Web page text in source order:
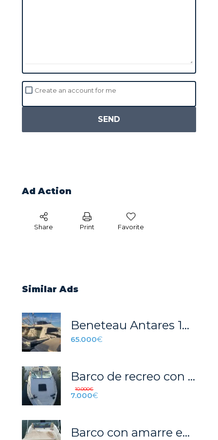
Create an account for me
SEND
Ad Action
Share Print Favorite
Similar Ads
Beneteau Antares 1080
65.000€
Barco de recreo con 2 motores de 5,6 m para 6 pasajeros
10.000€
7.000€
Barco con amarre en Puerto de Mazarrón